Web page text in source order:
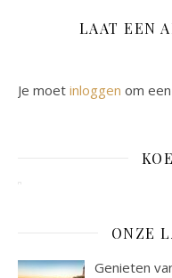
LAAT EEN
Je moet inloggen om
ONZE
Genieten